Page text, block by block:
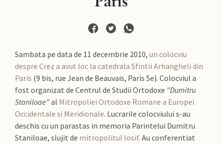
Sambata pe data de 11 decembrie 2010, un colocviu
despre Crez a avut loc la catedrala Sfintii Arhangheli din
Paris (9 bis, rue Jean de Beauvais, Paris 5e). Colocviul a
fost organizat de Centrul de Studii Ortodoxe "Dumitru
Staniloae"al Mitropoliei Ortodoxe Romane a Europei
Occidentale si Meridionale. Lucrarile colocviului s-au
deschis cu un parastas in memoria Parintelui Dumitru
Staniloae, slujit de mitropolitul Iosif. Au conferentiat